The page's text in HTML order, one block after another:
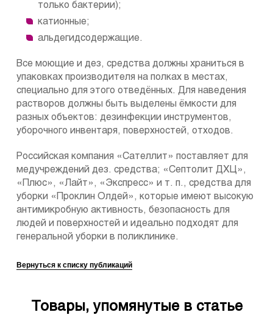
только бактерии);
катионные;
альдегидсодержащие.
Все моющие и дез, средства должны храниться в
упаковках производителя на полках в местах,
специально для этого отведённых. Для наведения
растворов должны быть выделены ёмкости для
разных объектов: дезинфекции инструментов,
уборочного инвентаря, поверхностей, отходов.
Российская компания «Сателлит» поставляет для
медучреждений дез. средства; «Септолит ДХЦ»,
«Плюс», «Лайт», «Экспресс» и т. п., средства для
уборки «Проклин Олдей», которые имеют высокую
антимикробную активность, безопасность для
людей и поверхностей и идеально подходят для
генеральной уборки в поликлинике.
Вернуться к списку публикаций
Товары, упомянутые в статье